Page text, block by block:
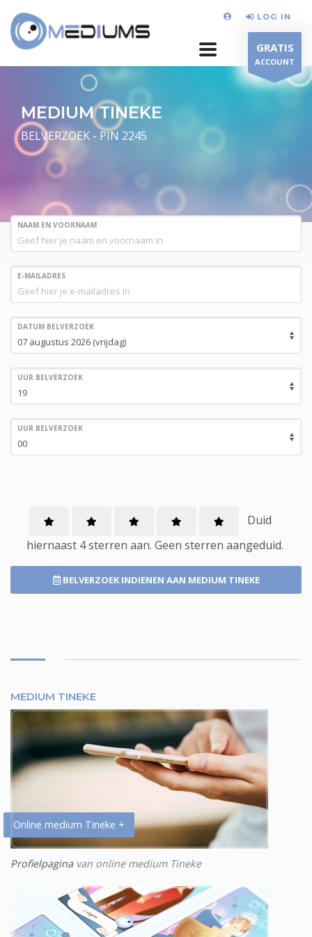
LOG IN
GRATIS
ACCOUNT
MEDIUM TINEKE
BELVERZOEK - PIN 2245
NAAM EN VOORNAAM
E-MAILADRES
DATUM BELVERZOEK
UUR BELVERZOEK
UUR BELVERZOEK
Duid
hiernaast 4 sterren aan. Geen sterren aangeduid.
BELVERZOEK INDIENEN AAN MEDIUM TINEKE
MEDIUM TINEKE
Online medium Tineke +
Profielpaginavan online medium Tineke